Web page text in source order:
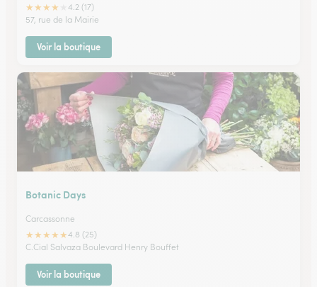
★★★★
4.2 (17)
57, rue de la Mairie
Voir la boutique
Botanic Days
Carcassonne
★★★★★4.8 (25)
C.Cial Salvaza Boulevard Henry Bouffet
Voir la boutique